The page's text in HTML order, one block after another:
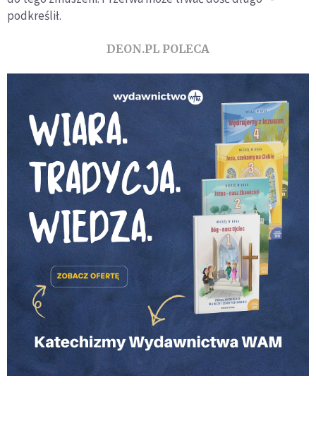
podkreślił.
DEON.PL POLECA